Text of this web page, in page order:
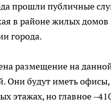
прошли публичные
в районе жилых
города.
размещение на
Они будут иметь
этажах, но главное